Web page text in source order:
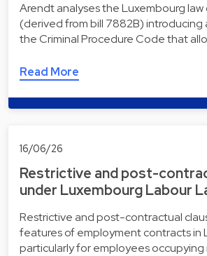
Arendt analyses the Luxembourg
(derived from bill 7882B) introducing
the Criminal Procedure Code that
Read More
16/06/26
Restrictive and post-
under Luxembourg Labour
Restrictive and post-contractual
features of employment contracts in
particularly for employees occupying